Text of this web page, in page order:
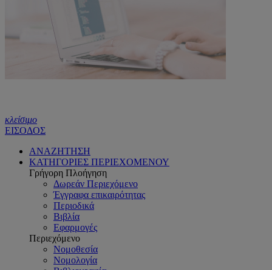
κλείσιμο
ΕΙΣΟΔΟΣ
ΑΝΑΖΗΤΗΣΗ
ΚΑΤΗΓΟΡΙΕΣ ΠΕΡΙΕΧΟΜΕΝΟΥ
Γρήγορη Πλοήγηση
Δωρεάν Περιεχόμενο
Έγγραφα επικαιρότητας
Περιοδικά
Βιβλία
Εφαρμογές
Περιεχόμενο
Νομοθεσία
Νομολογία